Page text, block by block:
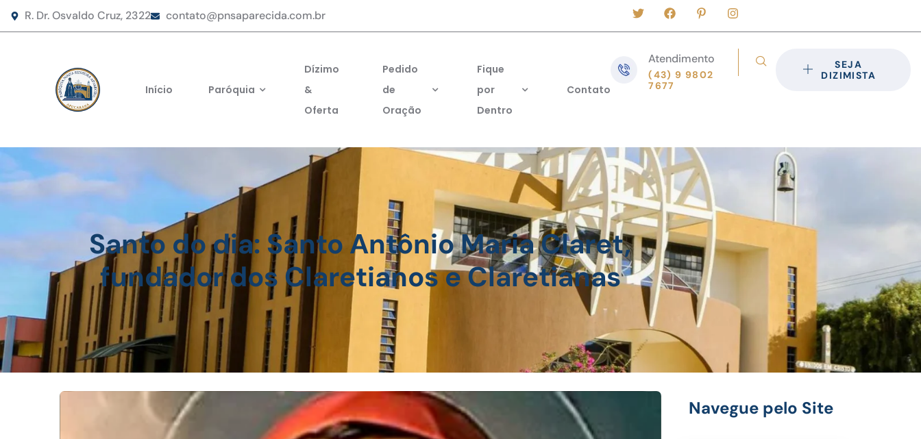
R. Dr. Osvaldo Cruz, 2322 contato@pnsaparecida.com.br
Início Paróquia
Dízimo
&
Oferta
Pedido
de
Oração
Fique
por
Dentro
Contato
Atendimento
(43) 9 9802
7677
SEJA
DIZIMISTA
Santo do dia: Santo Antônio Maria Claret,
fundador dos Claretianos e Claretianas
Navegue pelo Site